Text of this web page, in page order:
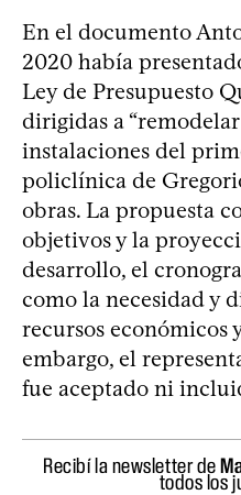
En el documento
2020 había
Ley de Presupuesto
dirigidas a
instalaciones del
policlínica de
obras. La propuesta
objetivos y la
desarrollo, el
como la necesidad y
recursos económicos
embargo, el
fue aceptado ni
Recibí la newsletter de
todos los